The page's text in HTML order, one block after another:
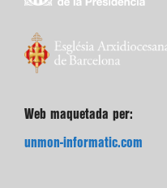
Web maquetada per:
unmon-informatic.com